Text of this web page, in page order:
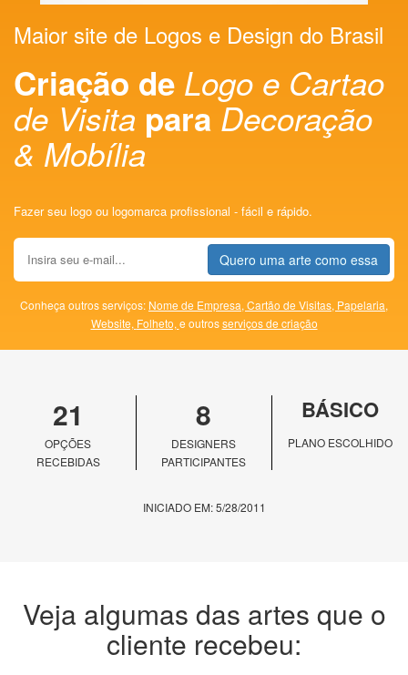
Maior site de Logos e Design do Brasil
Criação de Logo e Cartao
de Visita para Decoração
& Mobília
Fazer seu logo ou logomarca profissional - fácil e rápido.
Quero uma arte como essa
Conheça outros serviços: Nome de Empresa, Cartão de Visitas, Papelaria,
Website, Folheto, e outrosserviços de criação
21
OPÇÕES
RECEBIDAS
8
DESIGNERS
PARTICIPANTES
BÁSICO
PLANO ESCOLHIDO
INICIADO EM: 5/28/2011
Veja algumas das artes que o
cliente recebeu: